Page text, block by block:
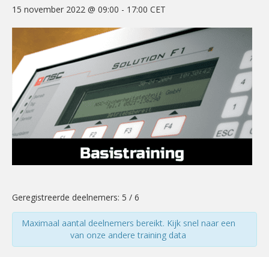
15 november 2022 @ 09:00 - 17:00 CET
Geregistreerde deelnemers: 5 / 6
Maximaal aantal deelnemers bereikt. Kijk snel naar een
van onze andere training data